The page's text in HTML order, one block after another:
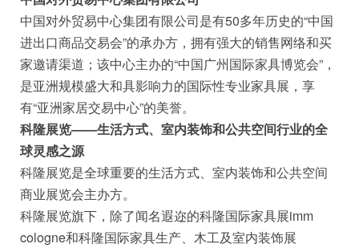
中国对外贸易中心集团有限公司是有50多年历史的“中国
进出口商品交易会”的承办方，拥有强大的销售网络和买
家邀请渠道；该中心主办的“中国广州国际家具博览会”，
是亚洲规模盛大和具影响力的国际性专业家具展，享
有“亚洲家居交易中心”的美誉。
科隆展览——生活方式、室内装饰和公共空间行业的全
球灵感之源
科隆展览是全球重要的生活方式、室内装饰和公共空间
商业展览会主办方。
科隆展览旗下，除了闻名遐迩的科隆国际家具展imm
cologne和科隆国际家具生产、木工及室内装饰展